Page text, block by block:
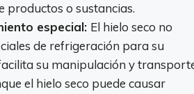
o sustancias.
especial: El hielo seco no
de refrigeración para su
su manipulación y
el hielo seco puede causar